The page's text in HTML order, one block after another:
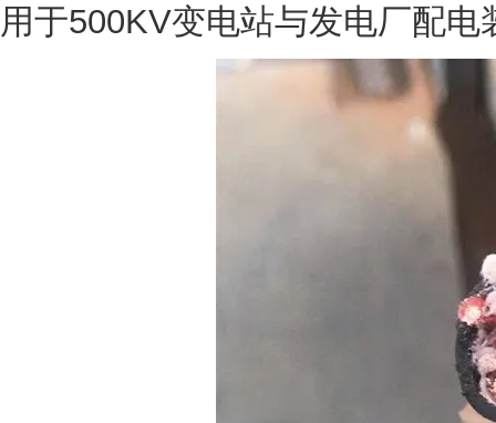
用于500KV变电站与发电厂配电